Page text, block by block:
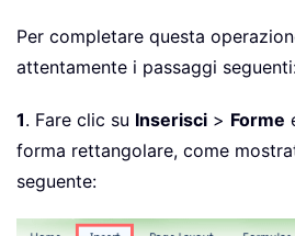
Per completare questa
attentamente i passaggi
1. Fare clic su Inserisci > Forme
forma rettangolare, come
seguente: